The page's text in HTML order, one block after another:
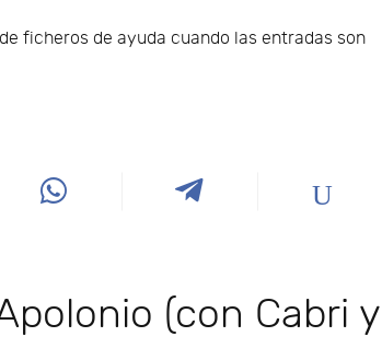
ficheros de ayuda cuando las entradas son
(con Cabri y